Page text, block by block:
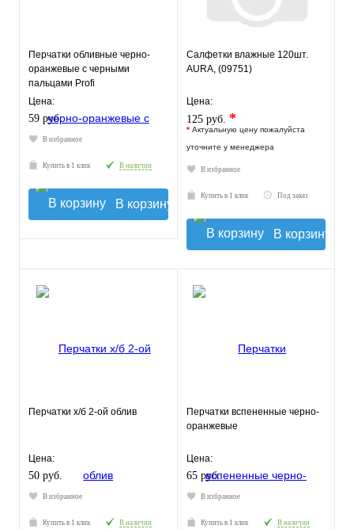
Перчатки обливные черно-
оранжевые с черными
пальцами Profi
Цена:
59 руб.
В избранное
Купить в 1 клик В наличии
В корзину
Салфетки влажные 120шт.
AURA, (09751)
Цена:
125 руб. *
* Актуальную цену пожалуйста
уточните у менеджера
В избранное
Купить в 1 клик Под заказ
В корзину
Перчатки х/б 2-ой облив
Цена:
50 руб.
В избранное
Купить в 1 клик В наличии
Перчатки вспененные черно-
оранжевые
Цена:
65 руб.
В избранное
Купить в 1 клик В наличии